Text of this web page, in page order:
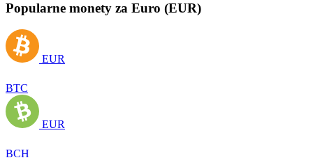
Popularne monety za Euro (EUR)
EUR
BTC
EUR
BCH